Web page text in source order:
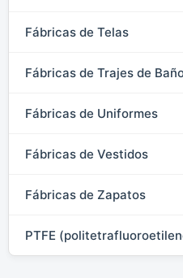
Fábricas de Telas
Fábricas de Trajes de
Fábricas de Uniformes
Fábricas de Vestidos
Fábricas de Zapatos
PTFE